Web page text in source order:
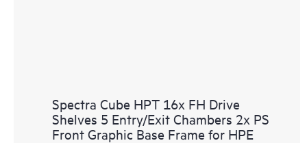
Spectra Cube HPT 16x FH Drive
Shelves 5 Entry/Exit Chambers 2x PS
Front Graphic Base Frame for HPE